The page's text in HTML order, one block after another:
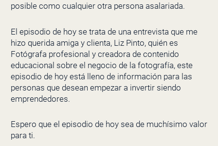
posible como cualquier otra persona asalariada.
El episodio de hoy se trata de una entrevista que me
hizo querida amiga y clienta, Liz Pinto, quién es
Fotógrafa profesional y creadora de contenido
educacional sobre el negocio de la fotografía, este
episodio de hoy está lleno de información para las
personas que desean empezar a invertir siendo
emprendedores.
Espero que el episodio de hoy sea de muchísimo valor
para ti.